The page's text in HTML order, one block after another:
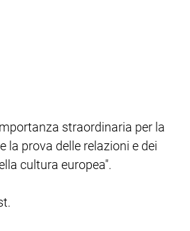
straordinaria per la
prova delle relazioni e dei
cultura europea".